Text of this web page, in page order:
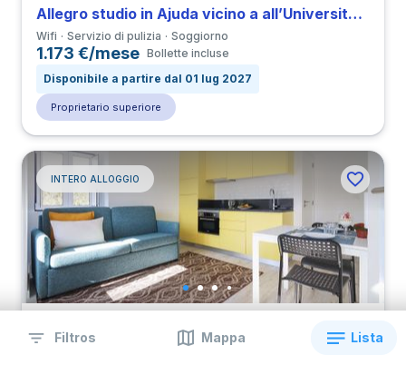
Allegro studio in Ajuda vicino a all’Università FAUL
Wifi Servizio di pulizia Soggiorno
1.173 €/mese Bollette incluse
Disponibile a partire dal 01 lug 2027
Proprietario superiore
INTERO ALLOGGIO
Accogliente studio in Ajuda vicino a all’Università FAUL
Filtros Mappa Lista